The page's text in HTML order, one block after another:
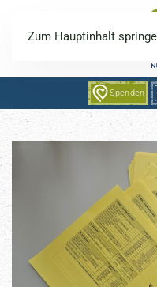
Zum Hauptinhalt
Spenden